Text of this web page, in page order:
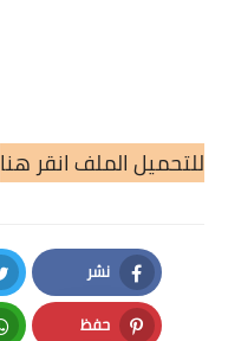
للتحميل الملف انقر هنا
نشر
Facebook
حفظ